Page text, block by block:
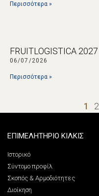
Περισσότερα »
FRUITLOGISTICA 2027
06/07/2026
Περισσότερα »
1 2
ΕΠΙΜΕΛΗΤΗΡΙΟ ΚΙΛΚΙΣ
Ιστορικό
Σύντομο προφίλ
Σκοπός & Αρμοδιότητες
Διοίκηση